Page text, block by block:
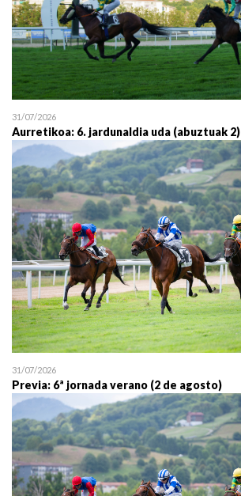
31/07/2026
Aurretikoa: 6. jardunaldia uda (abuztuak 2)
31/07/2026
Previa: 6ª jornada verano (2 de agosto)